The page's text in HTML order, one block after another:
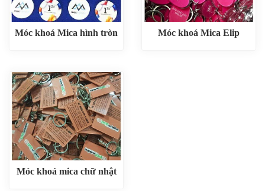
Móc khoá Mica hình tròn Móc khoá Mica Elip
Móc khoá mica chữ nhật